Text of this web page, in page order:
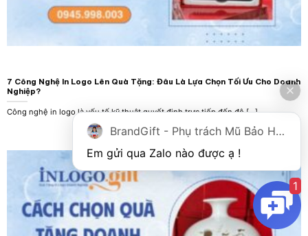
7 Công Nghệ In Logo Lên Quà Tặng: Đâu Là Lựa Chọn Tối Ưu Cho Doanh
Nghiệp?
Công nghệ in logo là yếu tố kỹ thuật quyết định trực tiếp đến độ [...]
BrandGift - Phụ trách Mũ Bảo Hiểm
1